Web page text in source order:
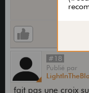
#18
Publié par
fait pas une croix